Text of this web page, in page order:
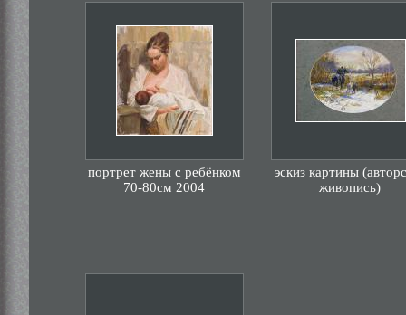
портрет жены с ребёнком
70-80см 2004
эскиз картины
живопись)